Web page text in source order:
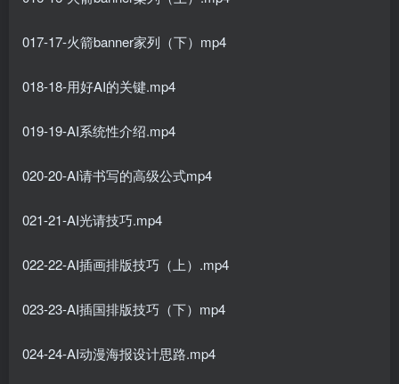
017-17-火箭banner家列（下）mp4
018-18-用好AI的关键.mp4
019-19-AI系统性介绍.mp4
020-20-AI请书写的高级公式mp4
021-21-AI光请技巧.mp4
022-22-AI插画排版技巧（上）.mp4
023-23-AI插国排版技巧（下）mp4
024-24-AI动漫海报设计思路.mp4